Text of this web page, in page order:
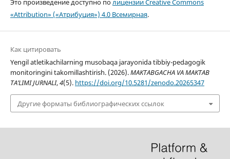
Это произведение доступно полицензии Creative Commons
«Attribution» («Атрибуция») 4.0 Всемирная.
Как цитировать
Yengil atletikachilarning musobaqa jarayonida tibbiy-pedagogik
monitoringini takomillashtirish. (2026).MAKTABGACHA VA MAKTAB
TA’LIMI JURNALI,4(5). https://doi.org/10.5281/zenodo.20265347
Другие форматы библиографических ссылок